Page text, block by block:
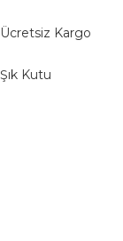
Ücretsiz Kargo
Şık Kutu